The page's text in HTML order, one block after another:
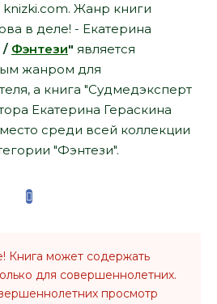
Жанр книги
в деле! - Екатерина
/ Фэнтези" является
жанром для
а книга "Судмедэксперт
Екатерина Гераскина
среди всей коллекции
"Фэнтези".
Книга может содержать
для совершеннолетних.
просмотр